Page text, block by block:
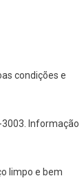
condições e
3003. Informação
limpo e bem